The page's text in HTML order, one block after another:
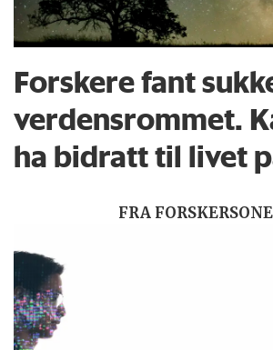
Forskere fant
verdensrommet.
ha bidratt til livet
FRA